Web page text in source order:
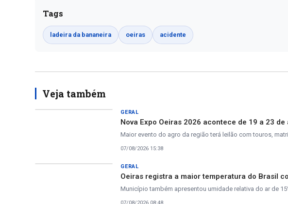
Tags
ladeira da bananeira oeiras acidente
Veja também
GERAL
Nova Expo Oeiras 2026 acontece de 19 a 23
Maior evento do agro da região terá leilão com touros,
07/08/2026 15:38
GERAL
Oeiras registra a maior temperatura do Brasil
Município também apresentou umidade relativa do ar de